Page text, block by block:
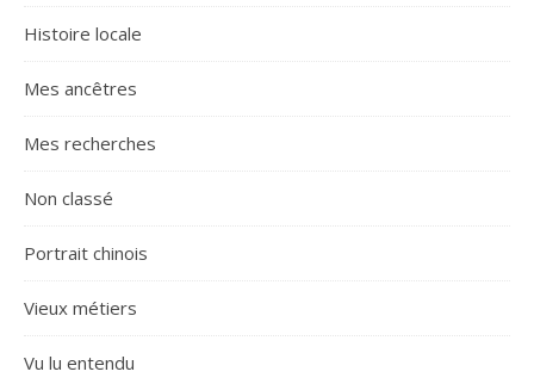
Histoire locale
Mes ancêtres
Mes recherches
Non classé
Portrait chinois
Vieux métiers
Vu lu entendu